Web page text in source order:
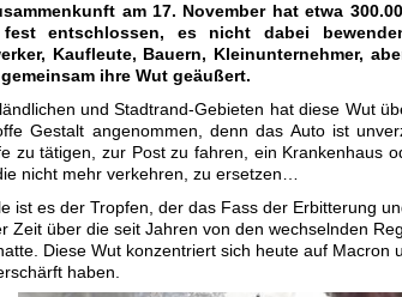
am 17. November hat etwa
entschlossen, es nicht dabei
Kaufleute, Bauern, Kleinunternehmer,
ihre Wut geäußert.
und Stadtrand-Gebieten hat diese Wut
Gestalt angenommen, denn das Auto ist
zu tätigen, zur Post zu fahren, ein Krankenhaus
nicht mehr verkehren, zu ersetzen…
ist es der Tropfen, der das Fass der Erbitterung
Zeit über die seit Jahren von den wechselnden
Diese Wut konzentriert sich heute auf Macron
haben.